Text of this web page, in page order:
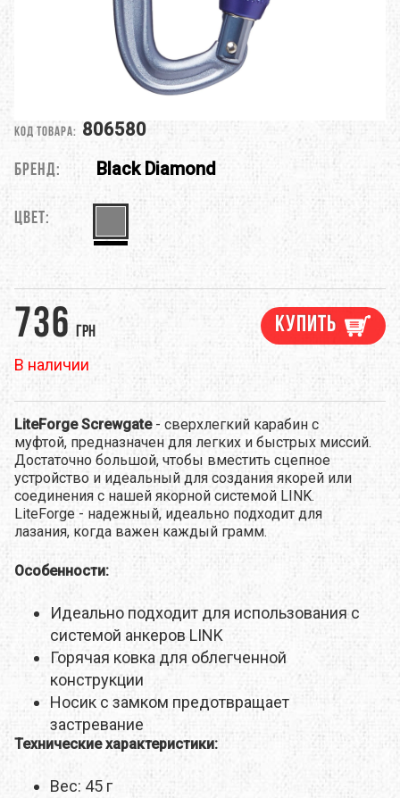
Код товара: 806580
Бренд: Black Diamond
Цвет:
736 грн
В наличии
Купить
LiteForge Screwgate- сверхлегкий карабин с
муфтой, предназначен для легких и быстрых миссий.
Достаточно большой, чтобы вместить сцепное
устройство и идеальный для создания якорей или
соединения с нашей якорной системой LINK.
LiteForge - надежный, идеально подходит для
лазания, когда важен каждый грамм.
Особенности:
Идеально подходит для использования с
системой анкеров LINK
Горячая ковка для облегченной
конструкции
Носик с замком предотвращает
застревание
Технические характеристики:
Вес: 45 г